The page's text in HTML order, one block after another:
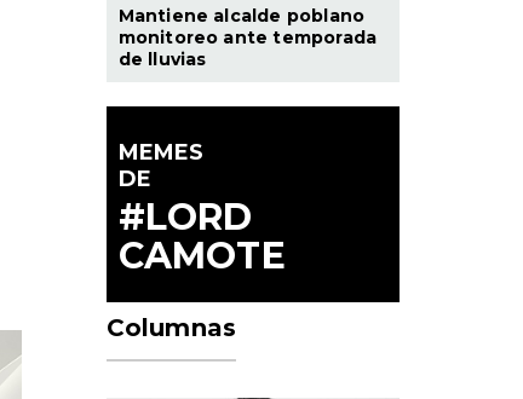
Mantiene alcalde poblano
monitoreo ante temporada
de lluvias
MEMES
DE
#LORD
CAMOTE
Columnas